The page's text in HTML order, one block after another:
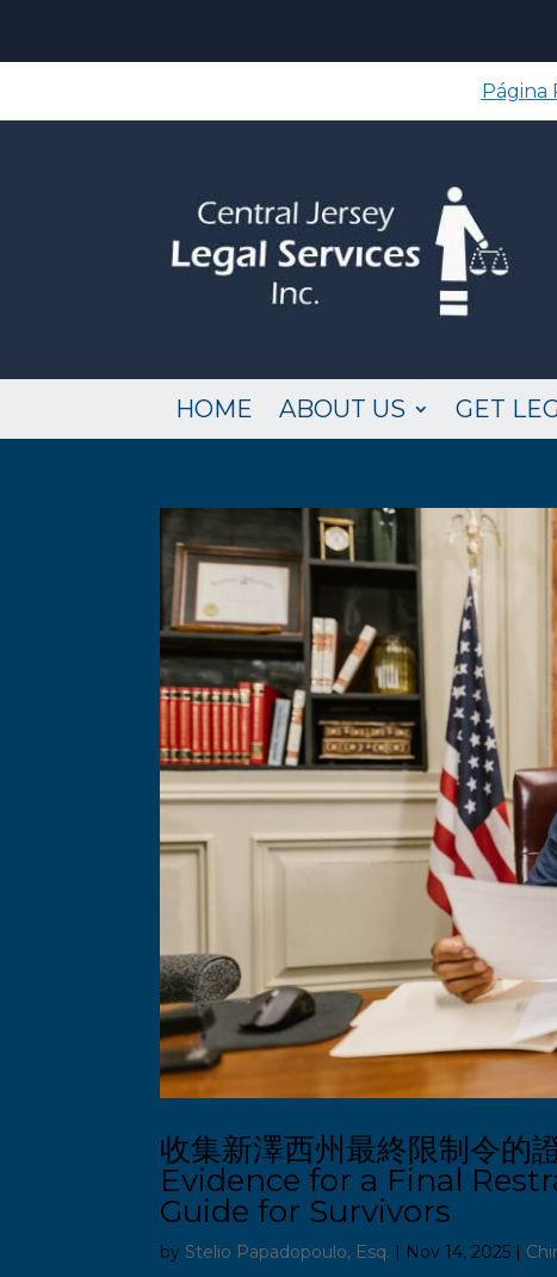
Página
HOME ABOUT US GET
收集新澤西州最終限制令的
Evidence for a Final
Guide for Survivors
by Stelio Papadopoulo, Esq. | Nov 14, 2025 |